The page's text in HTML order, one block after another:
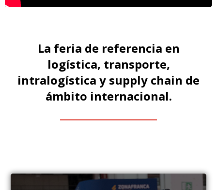
La feria de referencia en
logística, transporte,
intralogística y supply chain de
ámbito internacional.